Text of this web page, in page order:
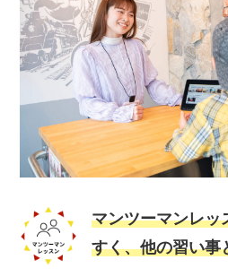
マンツーマンレッ
すく、他の習い事